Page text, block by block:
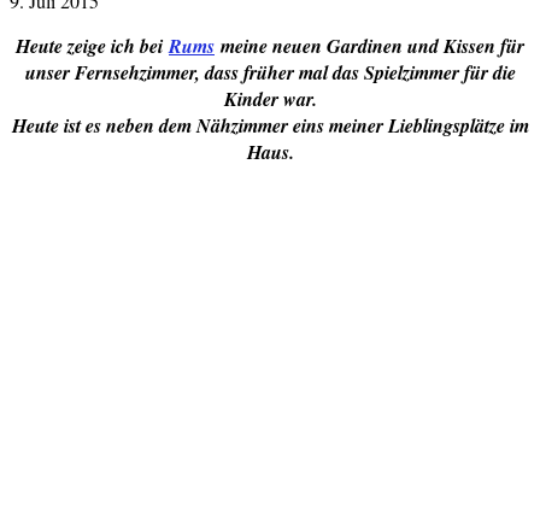
Heute zeige ich beiRums meine neuen Gardinen und Kissen für
unser Fernsehzimmer, dass früher mal das Spielzimmer für die
Kinder war.
Heute ist es neben dem Nähzimmer eins meiner Lieblingsplätze im
Haus.